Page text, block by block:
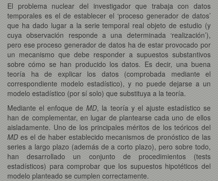
El problema nuclear del investigador que trabaja con datos
temporales es el de establecer el ‘proceso generador de datos’
que ha dado lugar a la serie temporal real objeto de estudio (y
cuya observación responde a una determinada ‘realización’),
pero ese proceso generador de datos ha de estar provocado por
un mecanismo que debe responder a supuestos substantivos
sobre cómo se han producido los datos. Es decir, una buena
teoría ha de explicar los datos (comprobada mediante el
correspondiente modelo estadístico), y no puede dejarse a un
modelo estadístico (por sí solo) que substituya a la teoría.
Mediante el enfoque deMD, la teoría y el ajuste estadístico se
han de complementar, en lugar de plantearse cada uno de ellos
aisladamente. Uno de los principales méritos de los teóricos del
MD es el de haber establecido mecanismos de pronóstico de las
series a largo plazo (además de a corto plazo), pero sobre todo,
han desarrollado un conjunto de procedimientos (tests
estadísticos) para comprobar que los supuestos hipotéticos del
modelo planteado se cumplen correctamente.